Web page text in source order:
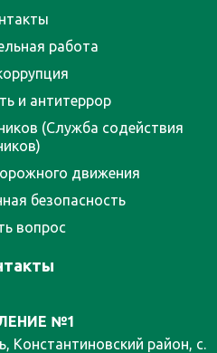
работа
и антитеррор
(Служба содействия
движения
безопасность
вопрос
№1
Константиновский район, с.